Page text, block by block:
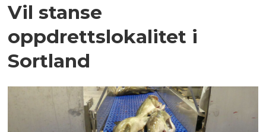
Vil stanse
oppdrettslokalitet i
Sortland